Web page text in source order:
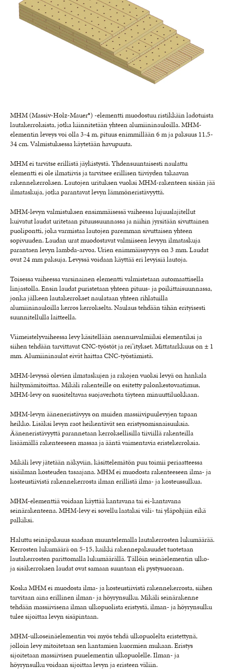
MHM (Massiv-Holz-Mauer®) -elementti muodostuu ristikkäin ladotuista
lautakerroksista, jotka kiinnitetään yhteen alumiininauloilla. MHM-
elementin leveys voi olla 3-4 m, pituus enimmillään 6 m ja paksuus 11,5-
34 cm. Valmistuksessa käytetään havupuuta.
MHM ei tarvitse erillistä jäykistystä. Yhdensuuntaisesti naulattu
elementti ei ole ilmatiivis ja tarvitsee erillisen tiiviyden takaavan
rakennekerroksen. Lautojen urituksen vuoksi MHM-rakenteen sisään jää
ilmataskuja, jotka parantavat levyn lämmöneristävyyttä.
MHM-levyn valmistuksen ensimmäisessä vaiheessa lujuuslajitellut
kuivatut laudat uritetaan pituussuunnassa ja niihin jyrsitään sivuttainen
puolipontti, joka varmistaa lautojen paremman sivuttaisen yhteen
sopivuuden. Laudan urat muodostavat valmiiseen levyyn ilmataskuja
parantaen levyn lambda-arvoa. Urien enimmäissyvyys on 3 mm. Laudat
ovat 24 mm paksuja. Levyssä voidaan käyttää eri levyisiä lautoja.
Toisessa vaiheessa varsinainen elementti valmistetaan automaattisella
linjastolla. Ensin laudat puristetaan yhteen pituus- ja poikittaisuunnassa,
jonka jälkeen lautakerrokset naulataan yhteen rihlatuilla
alumiininauloilla kerros kerrokselta. Naulaus tehdään tähän erityisesti
suunnitellulla laitteella.
Viimeistelyvaiheessa levy käsitellään asennusvalmiiksi elementiksi ja
siihen tehdään tarvittavat CNC-työstöt ja rei’itykset. Mittatarkkuus on ± 1
mm. Alumiininaulat eivät haittaa CNC-työstämistä.
MHM-levyssä olevien ilmataskujen ja rakojen vuoksi levyä on hankala
hiiltymämitoittaa. Mikäli rakenteille on esitetty palonkestovaatimus,
MHM-levy on suositeltavaa suojaverhota täyteen minuuttiluokkaan.
MHM-levyn ääneneristävyys on muiden massiivipuulevyjen tapaan
heikko. Lisäksi levyn raot heikentävät sen eristysomisnaisuuksia.
Ääneneristävyyttä parannetaan kerroksellisilla tiiviillä rakenteilla
lisäämällä rakenteeseen massaa ja ääntä vaimentavia eristekerroksia.
Mikäli levy jätetään näkyviin, käsittelemätön puu toimii periaatteessa
sisäilman kosteuden tasaajana. MHM ei muodosta rakenteeseen ilma- ja
kosteustiivistä rakennekerrosta ilman erillistä ilma- ja kosteussulkua.
MHM-elementtiä voidaan käyttää kantavana tai ei-kantavana
seinärakenteena. MHM-levy ei sovellu laataksi väli- tai yläpohjiin eikä
palkiksi.
Haluttu seinäpaksuus saadaan muuntelemalla lautakerrosten lukumäärää.
Kerrosten lukumäärä on 5-15, kaikki rakennepaksuudet tuotetaan
lautakerrosten parittomalla lukumäärällä. Tällöin seinäelementin ulko-
ja sisäkerroksen laudat ovat samaan suuntaan eli pystysuoraan.
Koska MHM ei muodosta ilma- ja kosteustiivistä rakennekerrosta, siihen
tarvitaan aina erillinen ilman- ja höyrynsulku. Mikäli seinärakenne
tehdään massiivisena ilman ulkopuolista eristystä, ilman- ja höyrynsulku
tulee sijoittaa levyn sisäpintaan.
MHM-ulkoseinäelementin voi myös tehdä ulkopuolelta eristettynä,
jolloin levy mitoitetaan sen kantamien kuormien mukaan. Eristys
sijoitetaan massiivisen puuelementin ulkopuolelle. Ilman- ja
höyrynsulku voidaan sijoittaa levyn ja eristeen väliin.